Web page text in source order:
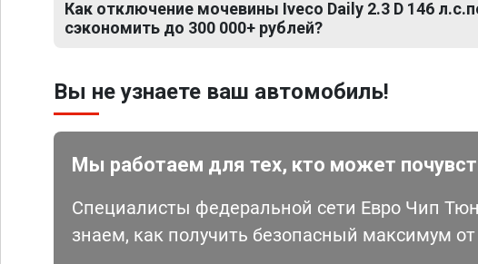
Как отключение мочевины Iveco Daily 2.3 D 146
сэкономить до 300 000+ рублей?
Вы не узнаете ваш автомобиль!
Мы работаем для тех, кто может
Специалисты федеральной сети Евро Чип
знаем, как получить безопасный максимум